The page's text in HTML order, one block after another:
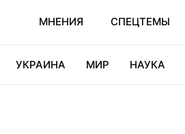
МНЕНИЯ СПЕЦТЕМЫ
УКРАИНА МИР НАУКА